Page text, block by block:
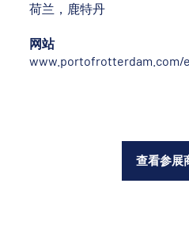
荷兰，鹿特丹
网站
查看参展